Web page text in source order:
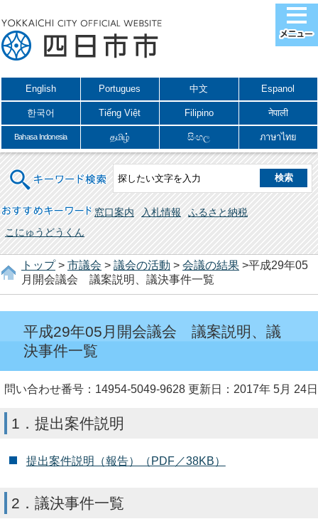
English Portugues 中文 Espanol
한국어 Tiếng Việt Filipino नेपाली
Bahasa Indonesia தமிழ் සිංහල ภาษาไทย
キーワード検索
おすすめキーワード 窓口案内 入札情報
ふるさと納税
こにゅうどうくん
トップ> 市議会 > 議会の活動 > 会議の結果 >平成29年05
月開会議会 議案説明、議決事件一覧
平成29年05月開会議会 議案説明、議
決事件一覧
問い合わせ番号：14954-5049-9628 更新日：2017年 5月 24日
1．提出案件説明
提出案件説明（報告）（PDF／38KB）
2．議決事件一覧